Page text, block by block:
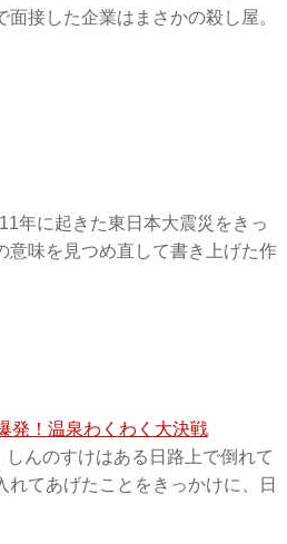
接した企業はまさかの殺し屋。
年に起きた東日本大震災をきっ
意味を見つめ直して書き上げた作
発！温泉わくわく大決戦
んのすけはある日路上で倒れて
れてあげたことをきっかけに、日